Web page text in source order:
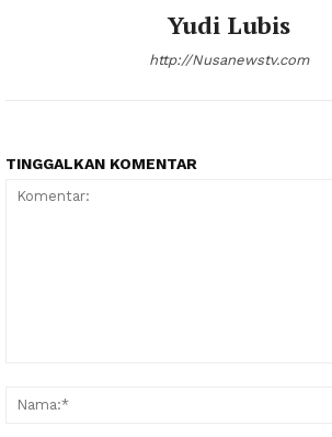
Yudi Lubis
http://Nusanewstv.com
TINGGALKAN KOMENTAR